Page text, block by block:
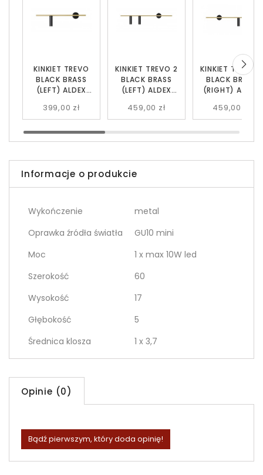
KINKIET TREVO
BLACK BRASS
(LEFT) ALDEX
399,00 zł
KINKIET TREVO 2
BLACK BRASS
(LEFT) ALDEX
459,00 zł
KINKIET TREVO 2
BLACK BRASS
(RIGHT) ALDEX
459,00 zł
Informacje o produkcie
Wykończenie
metal
Oprawka źródła światła
GU10 mini
Moc
1 x max 10W led
Szerokość
60
Wysokość
17
Głębokość
5
Średnica klosza
1 x 3,7
Opinie (0)
Bądź pierwszym, który doda opinię!